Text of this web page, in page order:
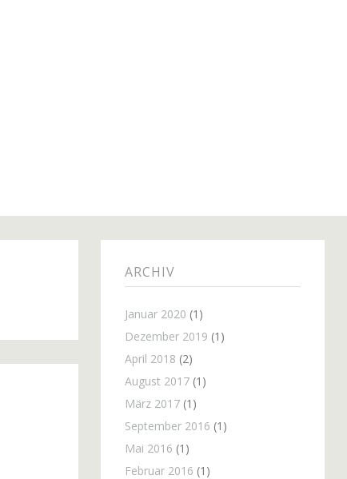
ARCHIV
Januar 2020 (1)
Dezember 2019 (1)
April 2018 (2)
August 2017(1)
März 2017(1)
September 2016 (1)
Mai 2016 (1)
Februar 2016 (1)